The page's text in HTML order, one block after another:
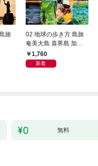
旅
02 地球の歩き方 島旅
奄美大島 喜界島 加計
呂麻島(奄美群島1) 5訂
版
1,760
新着
無料